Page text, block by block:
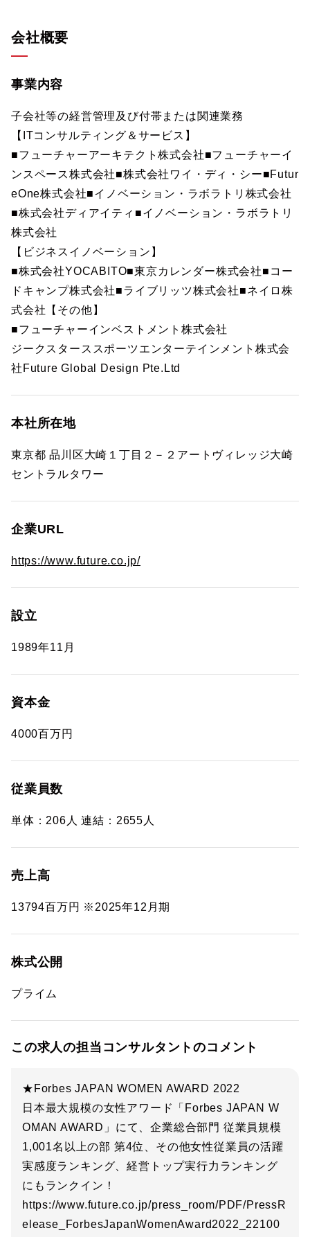
会社概要
事業内容
子会社等の経営管理及び付帯または関連業務
【ITコンサルティング＆サービス】
■フューチャーアーキテクト株式会社■フューチャーイ
ンスペース株式会社■株式会社ワイ・ディ・シー■Futur
eOne株式会社■イノベーション・ラボラトリ株式会社
■株式会社ディアイティ■イノベーション・ラボラトリ
株式会社
【ビジネスイノベーション】
■株式会社YOCABITO■東京カレンダー株式会社■コー
ドキャンプ株式会社■ライブリッツ株式会社■ネイロ株
式会社【その他】
■フューチャーインベストメント株式会社
ジークスターススポーツエンターテインメント株式会
社Future Global Design Pte.Ltd
本社所在地
東京都 品川区大崎１丁目２－２アートヴィレッジ大崎
セントラルタワー
企業URL
https://www.future.co.jp/
設立
1989年11月
資本金
4000百万円
従業員数
単体：206人 連結：2655人
売上高
13794百万円 ※2025年12月期
株式公開
プライム
この求人の担当コンサルタントのコメント
★Forbes JAPAN WOMEN AWARD 2022
日本最大規模の女性アワード「Forbes JAPAN W
OMAN AWARD」にて、企業総合部門 従業員規模
1,001名以上の部 第4位、その他女性従業員の活躍
実感度ランキング、経営トップ実行力ランキング
にもランクイン！
https://www.future.co.jp/press_room/PDF/PressR
elease_ForbesJapanWomenAward2022_22100